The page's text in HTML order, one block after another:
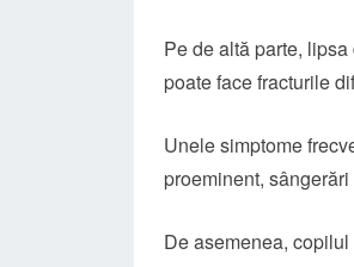
Pe de altă parte,
poate face fracturile
Unele simptome
proeminent,
De asemenea,